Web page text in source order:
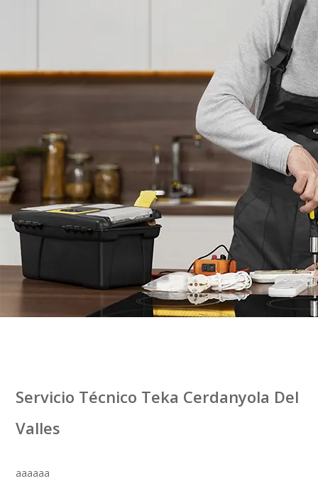
Servicio Técnico Teka Cerdanyola Del
Valles
aaaaaa